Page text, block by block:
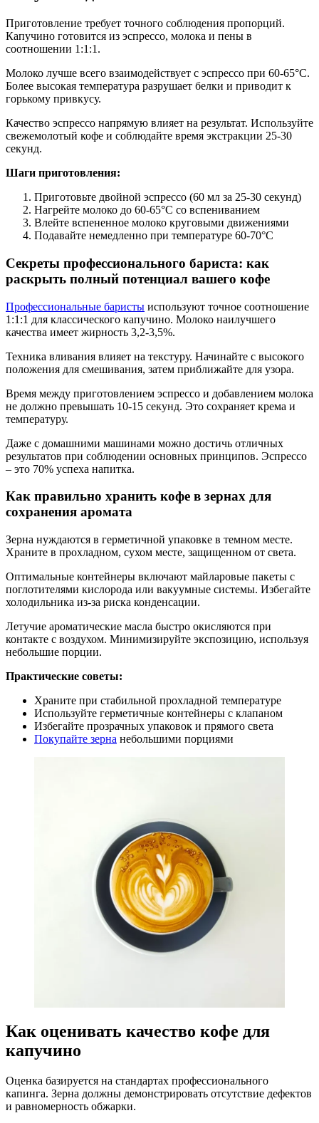
Приготовление требует точного соблюдения пропорций.
Капучино готовится из эспрессо, молока и пены в
соотношении 1:1:1.
Молоко лучше всего взаимодействует с эспрессо при 60-65°C.
Более высокая температура разрушает белки и приводит к
горькому привкусу.
Качество эспрессо напрямую влияет на результат. Используйте
свежемолотый кофе и соблюдайте время экстракции 25-30
секунд.
Шаги приготовления:
Приготовьте двойной эспрессо (60 мл за 25-30 секунд)
Нагрейте молоко до 60-65°C со вспениванием
Влейте вспененное молоко круговыми движениями
Подавайте немедленно при температуре 60-70°C
Секреты профессионального бариста: как
раскрыть полный потенциал вашего кофе
Профессиональные баристы используют точное соотношение
1:1:1 для классического капучино. Молоко наилучшего
качества имеет жирность 3,2-3,5%.
Техника вливания влияет на текстуру. Начинайте с высокого
положения для смешивания, затем приближайте для узора.
Время между приготовлением эспрессо и добавлением молока
не должно превышать 10-15 секунд. Это сохраняет крема и
температуру.
Даже с домашними машинами можно достичь отличных
результатов при соблюдении основных принципов. Эспрессо
– это 70% успеха напитка.
Как правильно хранить кофе в зернах для
сохранения аромата
Зерна нуждаются в герметичной упаковке в темном месте.
Храните в прохладном, сухом месте, защищенном от света.
Оптимальные контейнеры включают майларовые пакеты с
поглотителями кислорода или вакуумные системы. Избегайте
холодильника из-за риска конденсации.
Летучие ароматические масла быстро окисляются при
контакте с воздухом. Минимизируйте экспозицию, используя
небольшие порции.
Практические советы:
Храните при стабильной прохладной температуре
Используйте герметичные контейнеры с клапаном
Избегайте прозрачных упаковок и прямого света
Покупайте зерна небольшими порциями
Как оценивать качество кофе для
капучино
Оценка базируется на стандартах профессионального
капинга. Зерна должны демонстрировать отсутствие дефектов
и равномерность обжарки.